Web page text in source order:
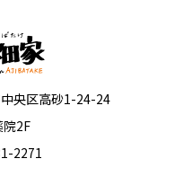
央区高砂1-24-24
院2F
2271